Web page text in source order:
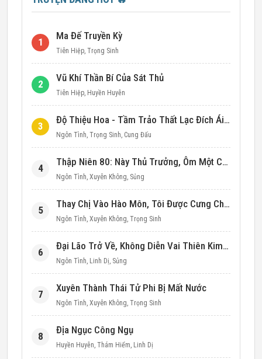
1
Ma Đế Truyền Kỳ
Tiên Hiệp, Trọng Sinh
2
Vũ Khí Thần Bí Của Sát Thủ
Tiên Hiệp, Huyền Huyễn
3
Độ Thiệu Hoa - Tầm Trảo Thất Lạc Đích Ái Tình
Ngôn Tình, Trọng Sinh, Cung Đấu
4
Thập Niên 80: Này Thủ Trưởng, Ôm Một Cái Đi!
Ngôn Tình, Xuyên Không, Sủng
5
Thay Chị Vào Hào Môn, Tôi Được Cưng Chiều Hết Mực (Thập Niên 90)
Ngôn Tình, Xuyên Không, Trọng Sinh
6
Đại Lão Trở Về, Không Diễn Vai Thiên Kim Giả Nữa
Ngôn Tình, Linh Dị, Sủng
7
Xuyên Thành Thái Tử Phi Bị Mất Nước
Ngôn Tình, Xuyên Không, Trọng Sinh
8
Địa Ngục Công Ngụ
Huyền Huyễn, Thám Hiểm, Linh Dị